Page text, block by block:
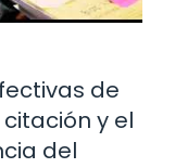
de
y el
del